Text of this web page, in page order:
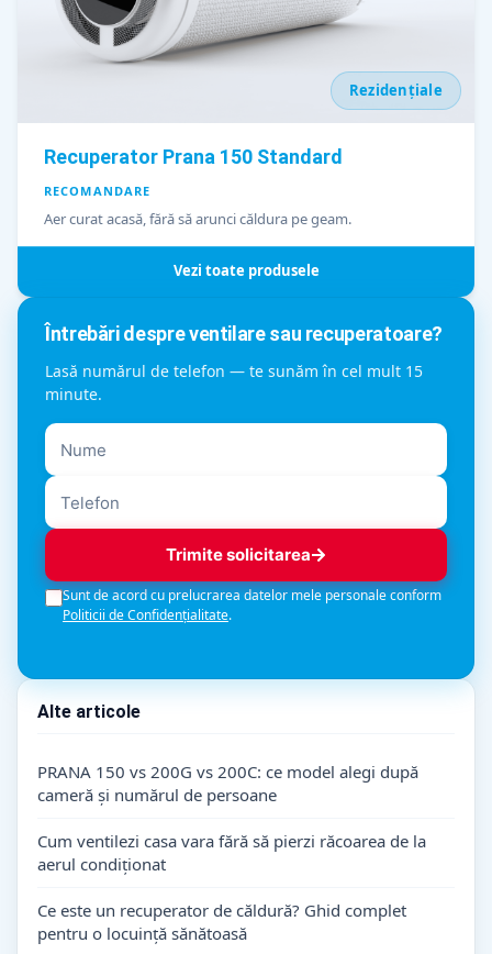
Rezidențiale
Recuperator Prana 150 Standard
RECOMANDARE
Aer curat acasă, fără să arunci căldura pe geam.
Vezi toate produsele
Întrebări despre ventilare sau recuperatoare?
Lasă numărul de telefon — te sunăm în cel mult 15
minute.
Trimite solicitarea
Sunt de acord cu prelucrarea datelor mele personale conform
Politicii de Confidențialitate.
Alte articole
PRANA 150 vs 200G vs 200C: ce model alegi după
cameră și numărul de persoane
Cum ventilezi casa vara fără să pierzi răcoarea de la
aerul condiționat
Ce este un recuperator de căldură? Ghid complet
pentru o locuință sănătoasă